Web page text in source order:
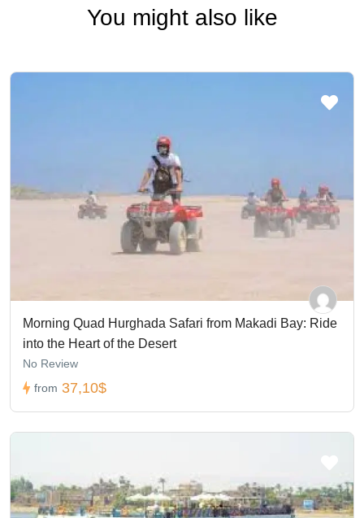
You might also like
Morning Quad Hurghada Safari from Makadi Bay: Ride
into the Heart of the Desert
No Review
from 37,10$